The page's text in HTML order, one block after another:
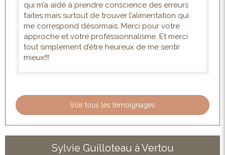
qui m’a aidé à prendre conscience des erreurs
faites mais surtout de trouver l’alimentation qui
me correspond désormais. Merci pour votre
approche et votre professionnalisme. Et merci
tout simplement d’être heureux de me sentir
mieux!!!
Voir tous les témoignages
Sylvie Guilloteau à Vertou